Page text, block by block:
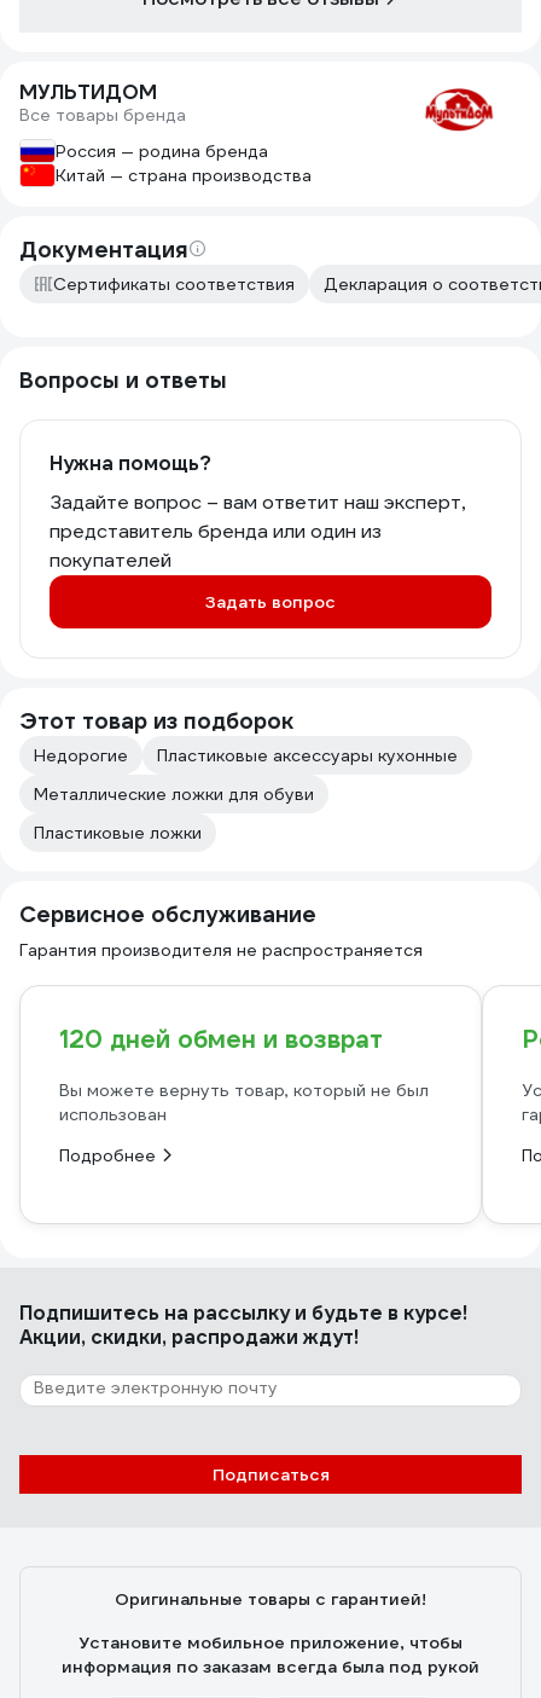
МУЛЬТИДОМ
Все товары бренда
Россия — родина бренда
Китай — страна производства
Документация
Сертификаты соответствия Декларация о
Вопросы и ответы
Нужна помощь?
Задайте вопрос – вам ответит наш эксперт,
представитель бренда или один из
покупателей
Задать вопрос
Этот товар из подборок
Недорогие
Пластиковые аксессуары кухонные
Металлические ложки для обуви
Пластиковые ложки
Сервисное обслуживание
Гарантия производителя не распространяется
120 дней обмен и возврат
Вы можете вернуть товар, который не был
использован
Подробнее
Подпишитесь на рассылкуи будьте в курсе!
Акции, скидки, распродажи ждут!
Подписаться
Оригинальные товары с гарантией!
Установите мобильное приложение, чтобы
информация по заказам всегда была под рукой